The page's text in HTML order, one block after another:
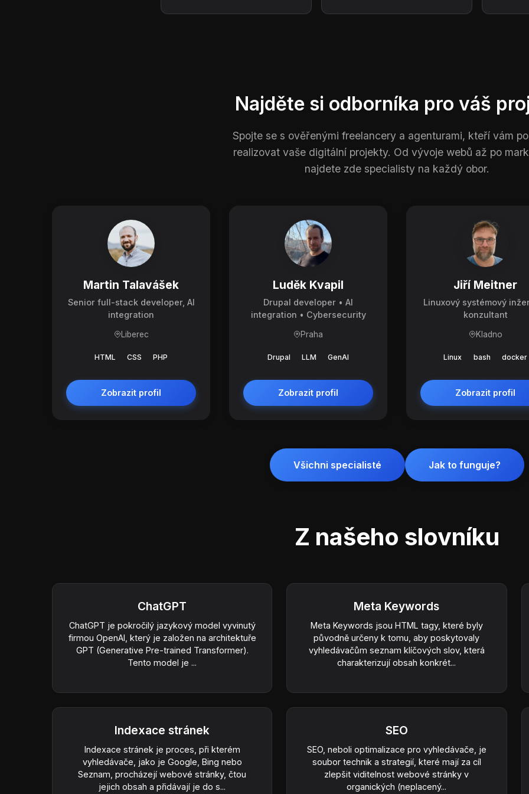
Najděte si odborníka pro váš
Spojte se s ověřenými freelancery a agenturami, kteří vám
realizovat vaše digitální projekty. Od vývoje webů až po
najdete zde specialisty na každý obor.
Martin Talavášek
Senior full-stack developer, AI
integration
Liberec
HTML CSS PHP
Zobrazit profil
Luděk Kvapil
Drupal developer • AI
integration • Cybersecurity
Praha
Drupal LLM GenAI
Zobrazit profil
Jiří Meitner
Linuxový systémový
konzultant
Kladno
Linux bash docker
Zobrazit profil
Všichni specialisté Jak to funguje?
Z našeho slovníku
ChatGPT
ChatGPT je pokročilý jazykový model vyvinutý
firmou OpenAI, který je založen na architektuře
GPT (Generative Pre-trained Transformer).
Tento model je ...
Meta Keywords
Meta Keywords jsou HTML tagy, které byly
původně určeny k tomu, aby poskytovaly
vyhledávačům seznam klíčových slov, která
charakterizují obsah konkrét...
Indexace stránek
Indexace stránek je proces, při kterém
vyhledávače, jako je Google, Bing nebo
Seznam, procházejí webové stránky, čtou
jejich obsah a přidávají je do s...
SEO
SEO, neboli optimalizace pro vyhledávače, je
soubor technik a strategií, které mají za cíl
zlepšit viditelnost webové stránky v
organických (neplacený...